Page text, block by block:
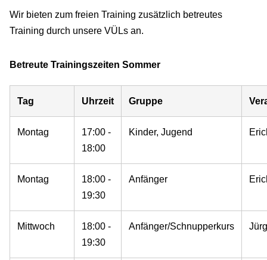
Wir bieten zum freien Training zusätzlich betreutes
Training durch unsere VÜLs an.
Betreute Trainingszeiten Sommer
Tag Uhrzeit Gruppe
Montag
17:00 -
18:00
Kinder, Jugend
Montag
18:00 -
19:30
Anfänger
Mittwoch
18:00 -
19:30
Anfänger/Schnupperkurs